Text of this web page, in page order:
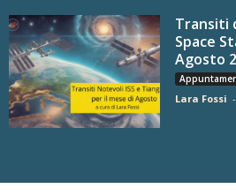
Transiti
Space
Agosto
Lara Fossi -